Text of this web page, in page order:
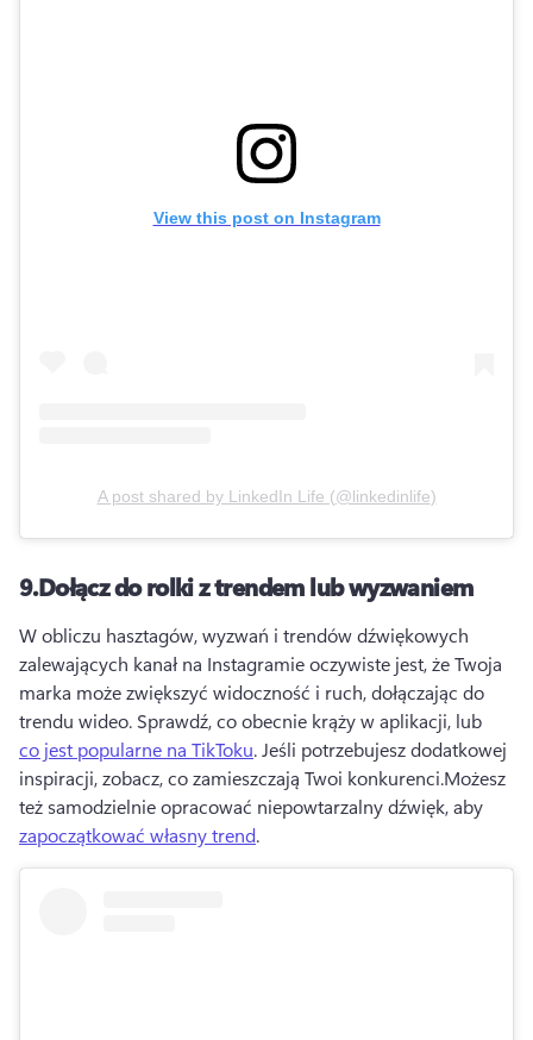
View this post on Instagram
A post shared by LinkedIn Life (@linkedinlife)
9.Dołącz do rolki z trendem lub wyzwaniem
W obliczu hasztagów, wyzwań i trendów dźwiękowych
zalewających kanał na Instagramie oczywiste jest, że Twoja
marka może zwiększyć widoczność i ruch, dołączając do
trendu wideo. Sprawdź, co obecnie krąży w aplikacji, lub
co jest popularne na TikToku. Jeśli potrzebujesz dodatkowej
inspiracji, zobacz, co zamieszczają Twoi konkurenci.Możesz
też samodzielnie opracować niepowtarzalny dźwięk, aby
zapoczątkować własny trend.